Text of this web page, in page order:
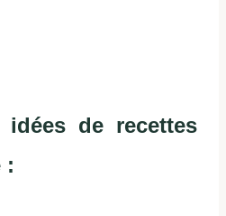
idées de recettes
: